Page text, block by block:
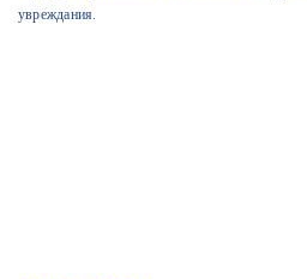
увреждания.